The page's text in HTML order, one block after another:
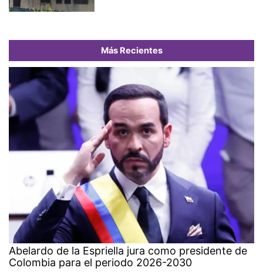
Más Recientes
Abelardo de la Espriella jura como presidente de
Colombia para el periodo 2026-2030